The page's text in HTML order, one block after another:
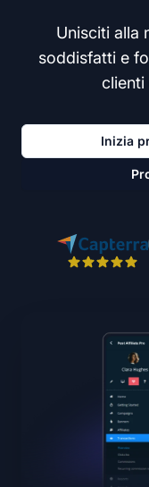
Unisciti alla
soddisfatti e
clienti
Inizia